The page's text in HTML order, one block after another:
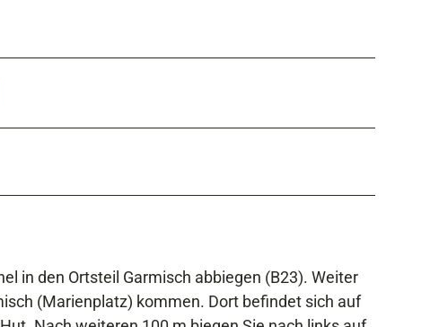
in den Ortsteil Garmisch abbiegen (B23). Weiter
(Marienplatz) kommen. Dort befindet sich auf